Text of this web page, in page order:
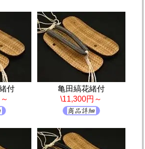
付
亀田縞花緒付
\11,300円～